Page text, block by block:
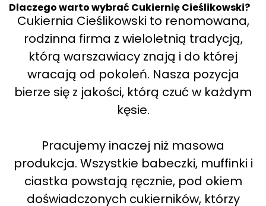
Dlaczego warto wybrać Cukiernię Cieślikowski?
Cukiernia Cieślikowski to renomowana,
rodzinna firma z wieloletnią tradycją,
którą warszawiacy znają i do której
wracają od pokoleń. Nasza pozycja
bierze się z jakości, którą czuć w każdym
kęsie.
Pracujemy inaczej niż masowa
produkcja. Wszystkie babeczki, muffinki i
ciastka powstają ręcznie, pod okiem
doświadczonych cukierników, którzy